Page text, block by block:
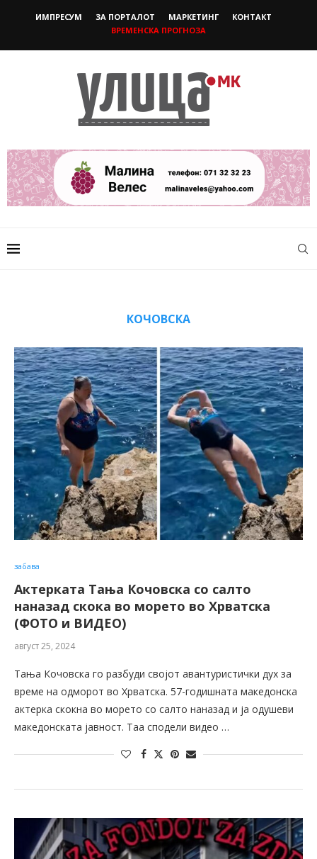
ИМПРЕСУМ ЗА ПОРТАЛОТ МАРКЕТИНГ
КОНТАКТ
ВРЕМЕНСКА ПРОГНОЗА
КОЧОВСКА
забава
Актерката Тања Кочовска со салто
наназад скока во морето во Хрватска
(ФОТО и ВИДЕО)
август 25, 2024
Тања Кочовска го разбуди својот авантуристички дух за
време на одморот во Хрватска. 57-годишната македонска
актерка скокна во морето со салто наназад и ја одушеви
македонската јавност. Таа сподели видео …